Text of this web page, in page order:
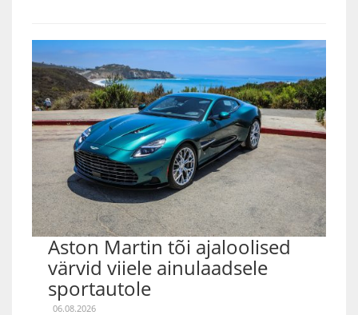
Aston Martin tõi ajaloolised
värvid viiele ainulaadsele
sportautole
06.08.2026